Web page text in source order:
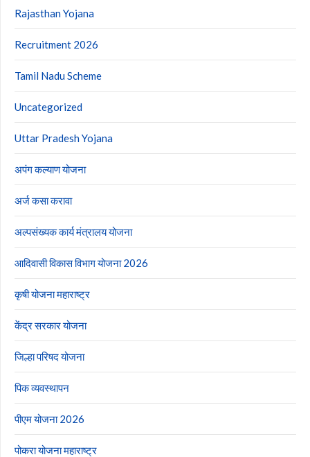
Rajasthan Yojana
Recruitment 2026
Tamil Nadu Scheme
Uncategorized
Uttar Pradesh Yojana
अपंग कल्याण योजना
अर्ज कसा करावा
अल्पसंख्यक कार्य मंत्रालय योजना
आदिवासी विकास विभाग योजना 2026
कृषी योजना महाराष्ट्र
केंद्र सरकार योजना
जिल्हा परिषद योजना
पिक व्यवस्थापन
पीएम योजना 2026
पोकरा योजना महाराष्ट्र